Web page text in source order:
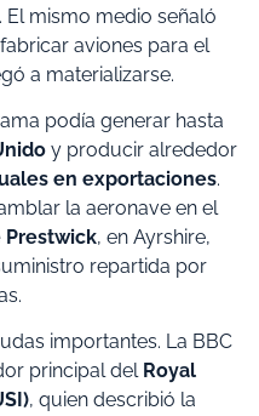
. El mismo medio señaló
aviones para el
a materializarse.
podía generar hasta
y producir alrededor
en exportaciones.
la aeronave en el
, en Ayrshire,
repartida por
importantes. La BBC
principal del Royal
, quien describió la